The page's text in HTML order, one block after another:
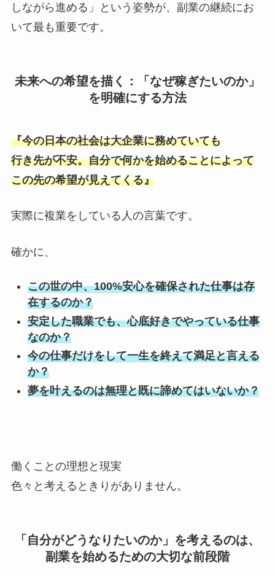
しながら進める」という姿勢が、副業の継続にお
いて最も重要です。
未来への希望を描く：「なぜ稼ぎたいのか」
を明確にする方法
『今の日本の社会は大企業に務めていても
行き先が不安。自分で何かを始めることによって
この先の希望が見えてくる』
実際に複業をしている人の言葉です。
確かに、
この世の中、100%安心を確保された仕事は存
在するのか？
安定した職業でも、心底好きでやっている仕事
なのか？
今の仕事だけをして一生を終えて満足と言える
か？
夢を叶えるのは無理と既に諦めてはいないか？
働くことの理想と現実
色々と考えるときりがありません。
「自分がどうなりたいのか」を考えるのは、
副業を始めるための大切な前段階